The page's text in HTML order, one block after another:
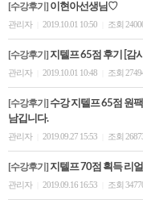
[수강후기] 이현아선생님♡
관리자 2019.10.01 10:50 조회
[수강후기] 지텔프 65점 후기 [감
관리자 2019.10.01 10:48 조회
[수강후기] 수강 지텔프 65점 원
남깁니다.
관리자 2019.09.27 15:53 조회
[수강후기] 지텔프 70점 획득 리얼
관리자 2019.09.16 16:53 조회